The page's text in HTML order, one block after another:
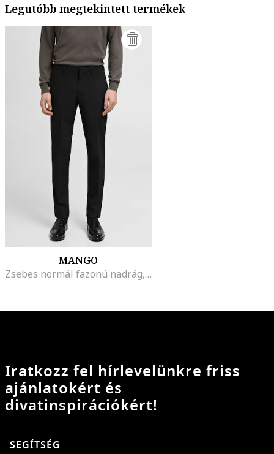
Legutóbb megtekintett termékek
MANGO
Zsebes normál fazonú nadrág, Fekete
Iratkozz fel hírlevelünkre friss
ajánlatokért és
divatinspirációkért!
SEGÍTSÉG